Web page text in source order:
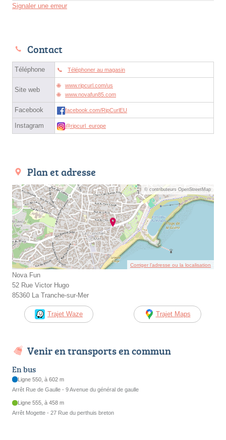
Signaler une erreur
Contact
Téléphone Téléphoner au magasin
Site web
www.ripcurl.com/us
www.novafun85.com
Facebook facebook.com/RipCurlEU
Instagram @ripcurl_europe
Plan et adresse
© contributeurs OpenStreetMap
Corriger l’adresse ou la localisation
Nova Fun
52 Rue Victor Hugo
85360 La Tranche-sur-Mer
Trajet Waze Trajet Maps
Venir en transports en commun
En bus
Ligne 550, à 602 m
Arrêt Rue de Gaulle - 9 Avenue du général de gaulle
Ligne 555, à 458 m
Arrêt Mogette - 27 Rue du perthuis breton